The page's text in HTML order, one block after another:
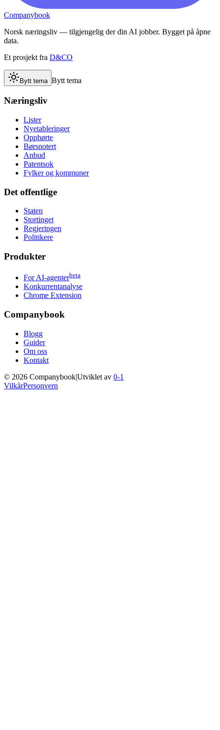
Companybook
Norsk næringsliv — tilgjengelig der din AI jobber. Bygget på åpne
data.
Et prosjekt fra D&CO
Bytt tema Bytt tema
Næringsliv
Lister
Nyetableringer
Opphørte
Børsnotert
Anbud
Patentsok
Fylker og kommuner
Det offentlige
Staten
Stortinget
Regjeringen
Politikere
Produkter
For AI-agenterbeta
Konkurrentanalyse
Chrome Extension
Companybook
Blogg
Guider
Om oss
Kontakt
© 2026 Companybook|Utviklet av 0-1
VilkårPersonvern